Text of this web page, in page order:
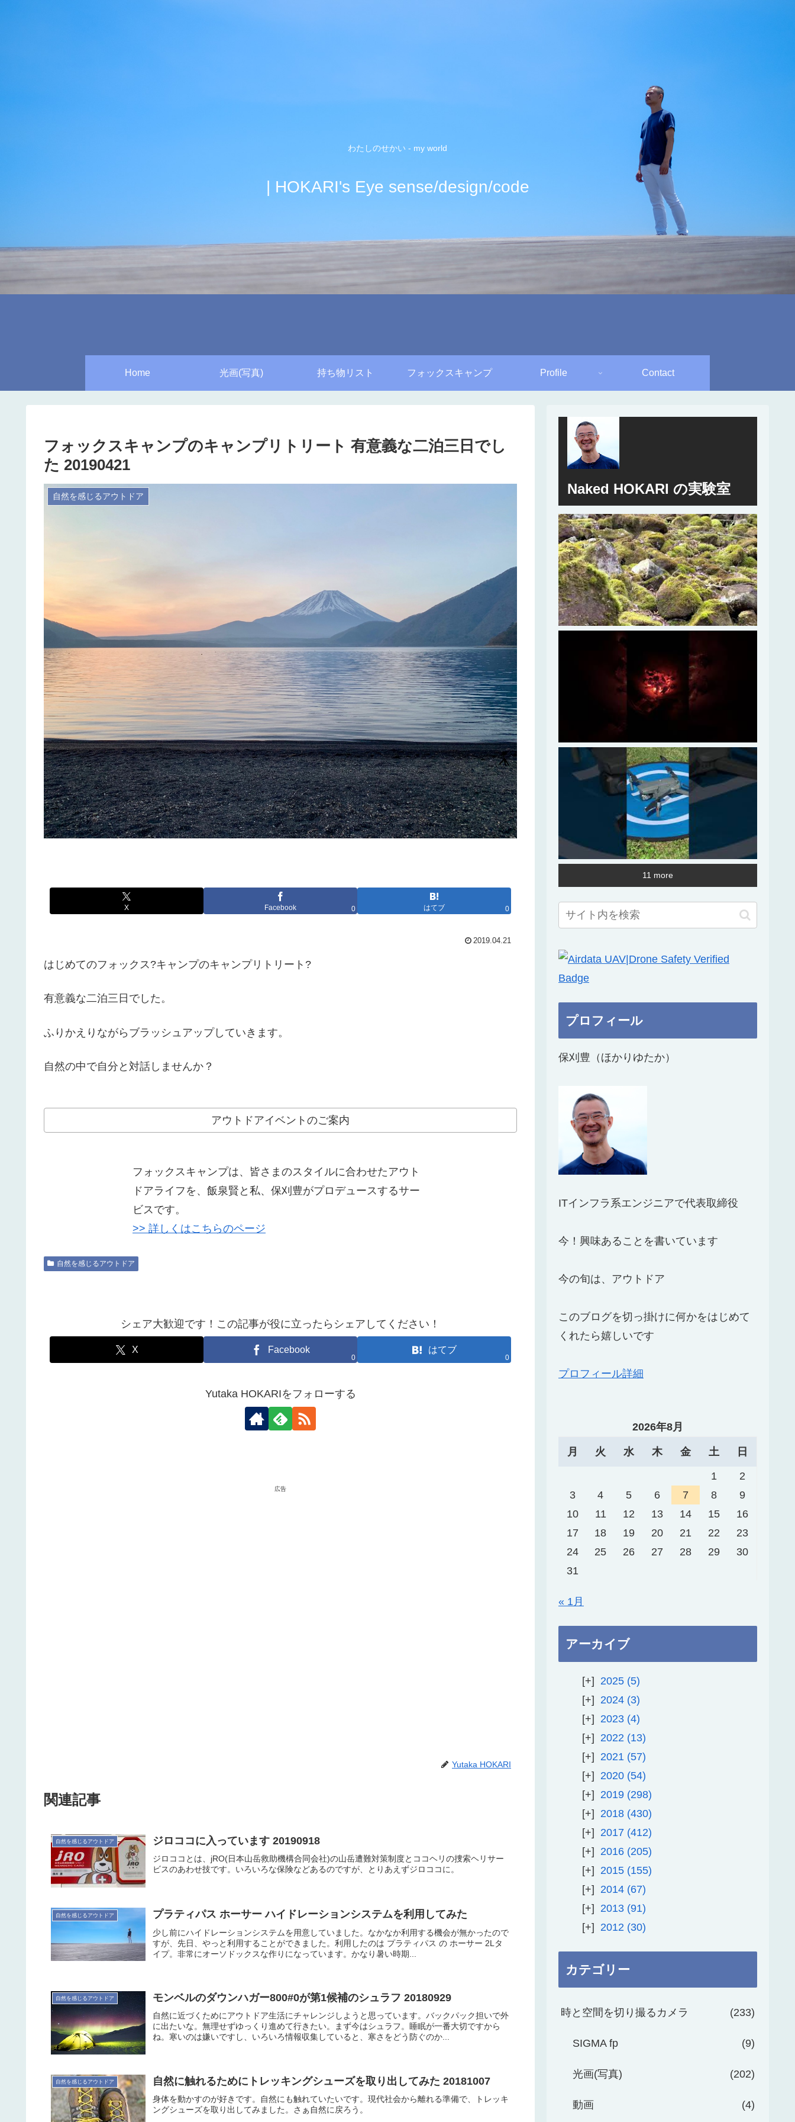
わたしのせかい - my world
| HOKARI's Eye sense/design/code
Home 光画(写真) 持ち物リスト フォックスキャンプ Profile Contact
フォックスキャンプのキャンプリトリート 有意義な二泊三日でし
た 20190421
自然を感じるアウトドア
X Facebook 0 はてブ 0
2019.04.21
はじめてのフォックス?キャンプのキャンプリトリート?
有意義な二泊三日でした。
ふりかえりながらブラッシュアップしていきます。
自然の中で自分と対話しませんか？
アウトドアイベントのご案内
フォックスキャンプは、皆さまのスタイルに合わせたアウト
ドアライフを、飯泉賢と私、保刈豊がプロデュースするサー
ビスです。
>> 詳しくはこちらのページ
自然を感じるアウトドア
シェア大歓迎です！この記事が役に立ったらシェアしてください！
X Facebook
0
はてブ
0
Yutaka HOKARIをフォローする
広告
Yutaka HOKARI
関連記事
自然を感じるアウトドア ジロココに入っています 20190918
ジロココとは、jRO(日本山岳救助機構合同会社)の山岳遭難対策制度とココヘリの捜索ヘリサー
ビスのあわせ技です。いろいろな保険などあるのですが、とりあえずジロココに。
自然を感じるアウトドア プラティパス ホーサー ハイドレーションシステムを利用してみた
少し前にハイドレーションシステムを用意していました。なかなか利用する機会が無かったので
すが、先日、やっと利用することができました。利用したのは プラティパス の ホーサー 2Lタ
イプ。非常にオーソドックスな作りになっています。かなり暑い時期...
自然を感じるアウトドア モンベルのダウンハガー800#0が第1候補のシュラフ 20180929
自然に近づくためにアウトドア生活にチャレンジしようと思っています。バックパック担いで外
に出たいな。無理せずゆっくり進めて行きたい。まず今はシュラフ。睡眠が一番大切ですから
ね。寒いのは嫌いですし、いろいろ情報収集していると、寒さをどう防ぐのか...
自然を感じるアウトドア 自然に触れるためにトレッキングシューズを取り出してみた 20181007
身体を動かすのが好きです。自然にも触れていたいです。現代社会から離れる準備で、トレッキ
ングシューズを取り出してみました。さぁ自然に戻ろう。
Naked HOKARI の実験室
11 more
プロフィール
保刈豊（ほかりゆたか）
ITインフラ系エンジニアで代表取締役
今！興味あることを書いています
今の旬は、アウトドア
このブログを切っ掛けに何かをはじめて
くれたら嬉しいです
プロフィール詳細
2026年8月
月 火 水 木 金 土 日
1
2
3
4 5 6 7 8
9
10
11 12 13 14 15
16
17
18 19 20 21 22
23
24
25 26 27 28 29
30
31
« 1月
アーカイブ
2025 5
2024 3
2023 4
2022
13
2021
57
2020 54
2019 298
2018 430
2017 412
2016 205
2015 155
2014 67
2013 91
2012
30
カテゴリー
時と空間を切り撮るカメラ 233
SIGMA fp 9
光画(写真) 202
動画 4